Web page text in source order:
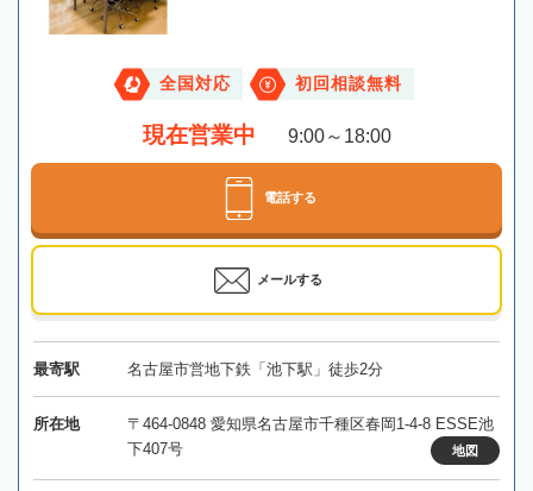
全国対応 初回相談無料
現在営業中 9:00～18:00
電話する
メールする
最寄駅 名古屋市営地下鉄「池下駅」徒歩2分
所在地
〒464-0848 愛知県名古屋市千種区春岡1-4-8 ESSE池
下407号
地図